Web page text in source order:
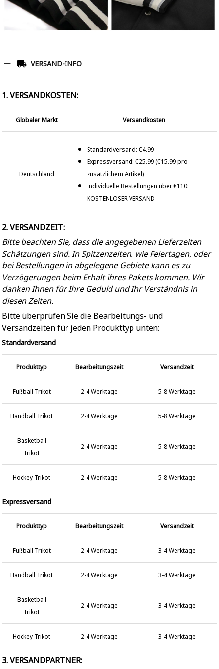
VERSAND-INFO
1. VERSANDKOSTEN:
Globaler Markt Versandkosten
Deutschland
Standardversand: €4.99
Expressversand: €25.99 (€15.99 pro
zusätzlichem Artikel)
Individuelle Bestellungen über €110:
KOSTENLOSER VERSAND
2. VERSANDZEIT:
Bitte beachten Sie, dass die angegebenen Lieferzeiten
Schätzungen sind. In Spitzenzeiten, wie Feiertagen, oder
bei Bestellungen in abgelegene Gebiete kann es zu
Verzögerungen beim Erhalt Ihres Pakets kommen. Wir
danken Ihnen für Ihre Geduld und Ihr Verständnis in
diesen Zeiten.
Bitte überprüfen Sie die Bearbeitungs- und
Versandzeiten für jeden Produkttyp unten:
Standardversand
Produkttyp Bearbeitungszeit Versandzeit
Fußball Trikot 2-4 Werktage 5-8 Werktage
Handball Trikot 2-4 Werktage 5-8 Werktage
Basketball
Trikot
2-4 Werktage 5-8 Werktage
Hockey Trikot 2-4 Werktage 5-8 Werktage
Expressversand
Produkttyp Bearbeitungszeit Versandzeit
Fußball Trikot 2-4 Werktage 3-4 Werktage
Handball Trikot 2-4 Werktage 3-4 Werktage
Basketball
Trikot
2-4 Werktage 3-4 Werktage
Hockey Trikot 2-4 Werktage 3-4 Werktage
3. VERSANDPARTNER: